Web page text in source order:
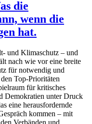
die
wenn die
hat.
und Klimaschutz – und
nach wie vor eine breite
für notwendig und
Top-Prioritäten
für kritisches
Demokratien unter Druck
eine herausfordernde
kommen – mit
Verbänden und